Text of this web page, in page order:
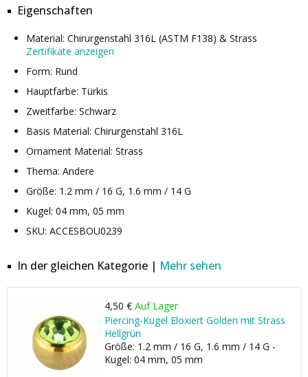
Eigenschaften
Material: Chirurgenstahl 316L (ASTM F138) & Strass
Zertifikate anzeigen
Form: Rund
Hauptfarbe: Türkis
Zweitfarbe: Schwarz
Basis Material: Chirurgenstahl 316L
Ornament Material: Strass
Thema: Andere
Größe: 1.2 mm / 16 G, 1.6 mm / 14 G
Kugel: 04 mm, 05 mm
SKU: ACCESBOU0239
In der gleichen Kategorie | Mehr sehen
4,50 € Auf Lager
Piercing-Kugel Eloxiert Golden mit Strass
Hellgrün
Größe: 1.2 mm / 16 G, 1.6 mm / 14 G -
Kugel: 04 mm, 05 mm